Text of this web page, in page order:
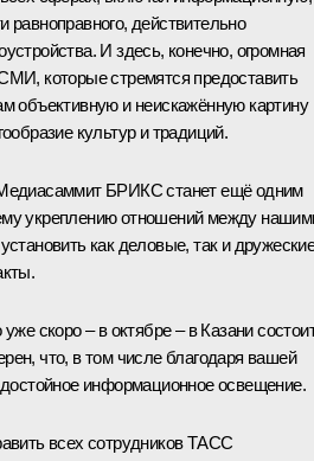
равноправного, действительно
И здесь, конечно, огромная
которые стремятся предоставить
объективную и неискажённую картину
культур и традиций.
БРИКС станет ещё одним
укреплению отношений между
как деловые, так и
скоро – в октябре – в Казани
что, в том числе благодаря вашей
информационное освещение.
всех сотрудников ТАСС